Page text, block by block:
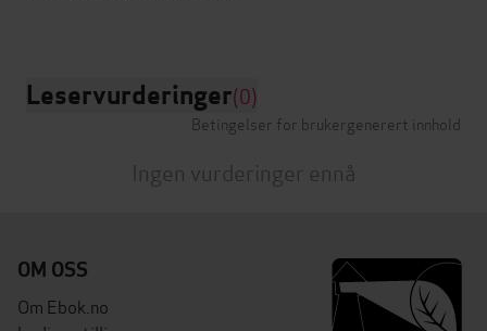
Leservurderinger(0)
Betingelser for brukergenerert innhold
Ingen vurderinger ennå
OM OSS
Om Ebok.no